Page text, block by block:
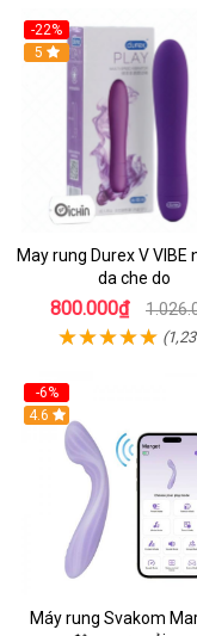
-22%
Hot
5
May rung Durex V VIBE
da che do
800.000₫
-6%
4.6
Máy rung Svakom